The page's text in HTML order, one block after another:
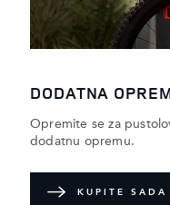
DODATNA
Opremite se za
dodatnu opremu.
KUPITE SADA